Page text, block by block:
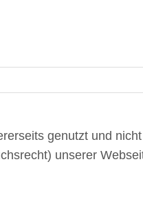
genutzt und
unserer